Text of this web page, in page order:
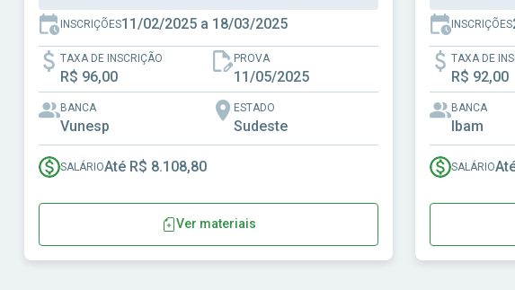
INSCRIÇÕES11/02/2025 a 18/03/2025
TAXA DE INSCRIÇÃO
R$ 96,00
PROVA
11/05/2025
BANCA
Vunesp
ESTADO
Sudeste
SALÁRIOAté R$ 8.108,80
Ver materiais
INSCRIÇÕES
TAXA DE
R$ 92,00
BANCA
Ibam
SALÁRIO